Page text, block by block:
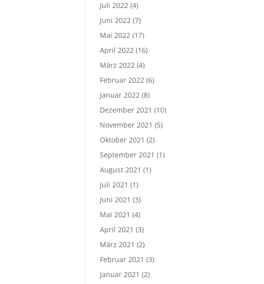
Juli 2022 (4)
Juni 2022 (7)
Mai 2022 (17)
April 2022 (16)
März 2022 (4)
Februar 2022 (6)
Januar 2022 (8)
Dezember 2021 (10)
November 2021 (5)
Oktober 2021 (2)
September 2021 (1)
August 2021 (1)
Juli 2021 (1)
Juni 2021 (3)
Mai 2021 (4)
April 2021 (3)
März 2021 (2)
Februar 2021 (3)
Januar 2021 (2)